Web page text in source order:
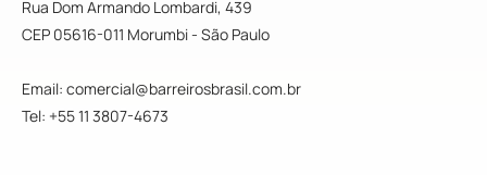
Rua Dom Armando Lombardi, 439
CEP 05616-011 Morumbi - São Paulo
Email: comercial@barreirosbrasil.com.br
Tel: +55 11 3807-4673